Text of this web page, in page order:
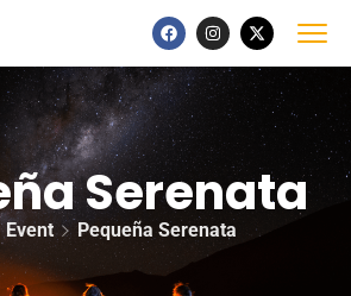
Serenata
Event Pequeña Serenata